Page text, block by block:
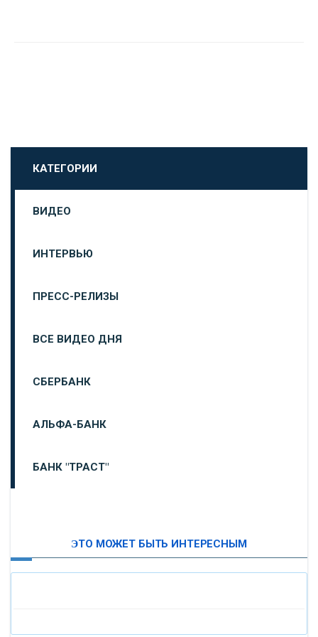
КАТЕГОРИИ
ВИДЕО
ИНТЕРВЬЮ
ПРЕСС-РЕЛИЗЫ
ВСЕ ВИДЕО ДНЯ
СБЕРБАНК
АЛЬФА-БАНК
БАНК "ТРАСТ"
ЭТО МОЖЕТ БЫТЬ ИНТЕРЕСНЫМ